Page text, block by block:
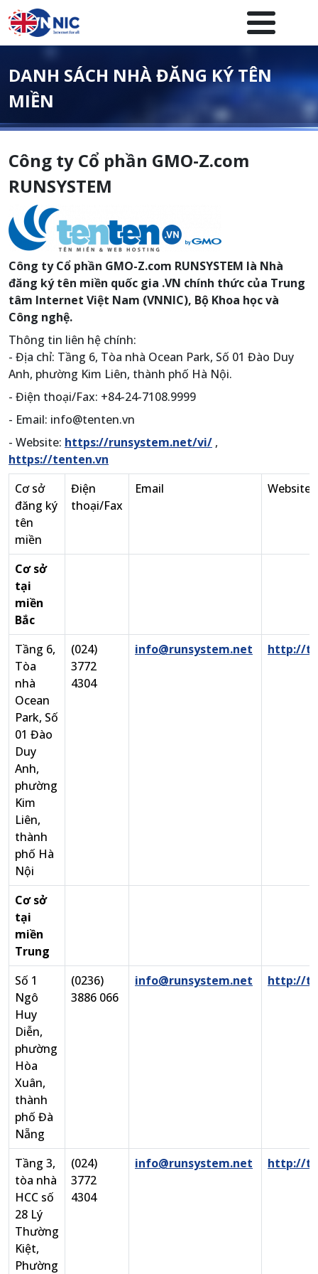
Nhảy đến nội dung
Menuheader của website
DANH SÁCH NHÀ ĐĂNG KÝ TÊN
MIỀN
Công ty Cổ phần GMO-Z.com
RUNSYSTEM
Công ty Cổ phần GMO-Z.com RUNSYSTEM là Nhà
đăng ký tên miền quốc gia .VN chính thức của Trung
tâm Internet Việt Nam (VNNIC), Bộ Khoa học và
Công nghệ.
Thông tin liên hệ chính:
- Địa chỉ: Tầng 6, Tòa nhà Ocean Park, Số 01 Đào Duy
Anh, phường Kim Liên, thành phố Hà Nội.
- Điện thoại/Fax: +84-24-7108.9999
- Email: info@tenten.vn
- Website: https://runsystem.net/vi/ ,
https://tenten.vn
Cơ sở
đăng ký
tên
miền
Điện
thoại/Fax
Email Website
Cơ sở
tại
miền
Bắc
Tầng 6,
Tòa
nhà
Ocean
Park, Số
01 Đào
Duy
Anh,
phường
Kim
Liên,
thành
phố Hà
Nội
(024)
3772
4304
info@runsystem.net http://
Cơ sở
tại
miền
Trung
Số 1
Ngô
Huy
Diễn,
phường
Hòa
Xuân,
thành
phố Đà
Nẵng
(0236)
3886 066
info@runsystem.net http://
Tầng 3,
tòa nhà
HCC số
28 Lý
Thường
Kiệt,
Phường
(024)
3772
4304
info@runsystem.net http://